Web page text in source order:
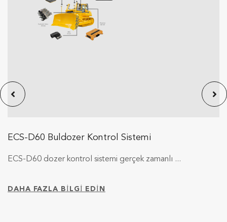
ECS-D60 Buldozer Kontrol Sistemi
ECS-D60 dozer kontrol sistemi gerçek zamanlı ...
DAHA FAZLA BİLGİ EDİN